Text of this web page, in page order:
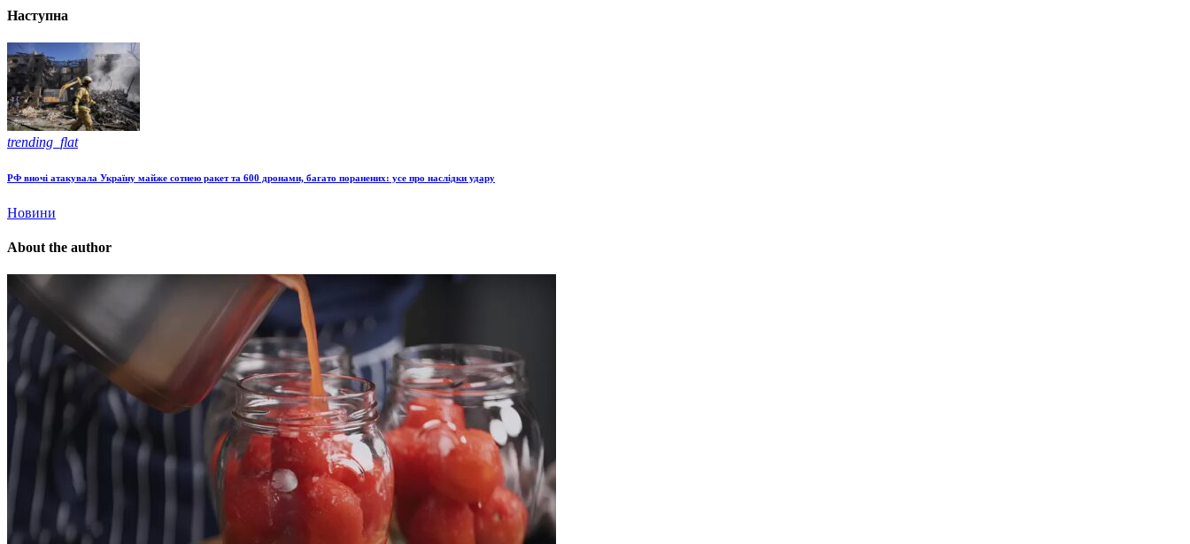
Наступна
trending_flat
РФ вночі атакувала Україну майже сотнею ракет та 600 дронами, багато поранених: усе про наслідки удару
Новини
About the author